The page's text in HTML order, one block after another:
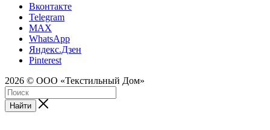
Вконтакте
Telegram
MAX
WhatsApp
Яндекс.Дзен
Pinterest
2026 © ООО «Текстильный Дом»
Найти